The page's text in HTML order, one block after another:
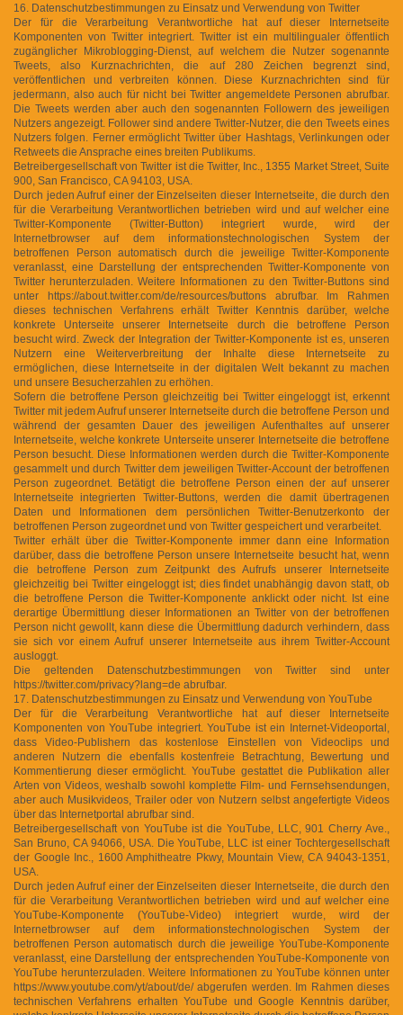
16. Datenschutzbestimmungen zu Einsatz und Verwendung von Twitter
Der für die Verarbeitung Verantwortliche hat auf dieser Internetseite
Komponenten von Twitter integriert. Twitter ist ein multilingualer öffentlich
zugänglicher Mikroblogging-Dienst, auf welchem die Nutzer sogenannte
Tweets, also Kurznachrichten, die auf 280 Zeichen begrenzt sind,
veröffentlichen und verbreiten können. Diese Kurznachrichten sind für
jedermann, also auch für nicht bei Twitter angemeldete Personen abrufbar.
Die Tweets werden aber auch den sogenannten Followern des jeweiligen
Nutzers angezeigt. Follower sind andere Twitter-Nutzer, die den Tweets eines
Nutzers folgen. Ferner ermöglicht Twitter über Hashtags, Verlinkungen oder
Retweets die Ansprache eines breiten Publikums.
Betreibergesellschaft von Twitter ist die Twitter, Inc., 1355 Market Street, Suite
900, San Francisco, CA 94103, USA.
Durch jeden Aufruf einer der Einzelseiten dieser Internetseite, die durch den
für die Verarbeitung Verantwortlichen betrieben wird und auf welcher eine
Twitter-Komponente (Twitter-Button) integriert wurde, wird der
Internetbrowser auf dem informationstechnologischen System der
betroffenen Person automatisch durch die jeweilige Twitter-Komponente
veranlasst, eine Darstellung der entsprechenden Twitter-Komponente von
Twitter herunterzuladen. Weitere Informationen zu den Twitter-Buttons sind
unter https://about.twitter.com/de/resources/buttons abrufbar. Im Rahmen
dieses technischen Verfahrens erhält Twitter Kenntnis darüber, welche
konkrete Unterseite unserer Internetseite durch die betroffene Person
besucht wird. Zweck der Integration der Twitter-Komponente ist es, unseren
Nutzern eine Weiterverbreitung der Inhalte diese Internetseite zu
ermöglichen, diese Internetseite in der digitalen Welt bekannt zu machen
und unsere Besucherzahlen zu erhöhen.
Sofern die betroffene Person gleichzeitig bei Twitter eingeloggt ist, erkennt
Twitter mit jedem Aufruf unserer Internetseite durch die betroffene Person und
während der gesamten Dauer des jeweiligen Aufenthaltes auf unserer
Internetseite, welche konkrete Unterseite unserer Internetseite die betroffene
Person besucht. Diese Informationen werden durch die Twitter-Komponente
gesammelt und durch Twitter dem jeweiligen Twitter-Account der betroffenen
Person zugeordnet. Betätigt die betroffene Person einen der auf unserer
Internetseite integrierten Twitter-Buttons, werden die damit übertragenen
Daten und Informationen dem persönlichen Twitter-Benutzerkonto der
betroffenen Person zugeordnet und von Twitter gespeichert und verarbeitet.
Twitter erhält über die Twitter-Komponente immer dann eine Information
darüber, dass die betroffene Person unsere Internetseite besucht hat, wenn
die betroffene Person zum Zeitpunkt des Aufrufs unserer Internetseite
gleichzeitig bei Twitter eingeloggt ist; dies findet unabhängig davon statt, ob
die betroffene Person die Twitter-Komponente anklickt oder nicht. Ist eine
derartige Übermittlung dieser Informationen an Twitter von der betroffenen
Person nicht gewollt, kann diese die Übermittlung dadurch verhindern, dass
sie sich vor einem Aufruf unserer Internetseite aus ihrem Twitter-Account
ausloggt.
Die geltenden Datenschutzbestimmungen von Twitter sind unter
https://twitter.com/privacy?lang=de abrufbar.
17. Datenschutzbestimmungen zu Einsatz und Verwendung von YouTube
Der für die Verarbeitung Verantwortliche hat auf dieser Internetseite
Komponenten von YouTube integriert. YouTube ist ein Internet-Videoportal,
dass Video-Publishern das kostenlose Einstellen von Videoclips und
anderen Nutzern die ebenfalls kostenfreie Betrachtung, Bewertung und
Kommentierung dieser ermöglicht. YouTube gestattet die Publikation aller
Arten von Videos, weshalb sowohl komplette Film- und Fernsehsendungen,
aber auch Musikvideos, Trailer oder von Nutzern selbst angefertigte Videos
über das Internetportal abrufbar sind.
Betreibergesellschaft von YouTube ist die YouTube, LLC, 901 Cherry Ave.,
San Bruno, CA 94066, USA. Die YouTube, LLC ist einer Tochtergesellschaft
der Google Inc., 1600 Amphitheatre Pkwy, Mountain View, CA 94043-1351,
USA.
Durch jeden Aufruf einer der Einzelseiten dieser Internetseite, die durch den
für die Verarbeitung Verantwortlichen betrieben wird und auf welcher eine
YouTube-Komponente (YouTube-Video) integriert wurde, wird der
Internetbrowser auf dem informationstechnologischen System der
betroffenen Person automatisch durch die jeweilige YouTube-Komponente
veranlasst, eine Darstellung der entsprechenden YouTube-Komponente von
YouTube herunterzuladen. Weitere Informationen zu YouTube können unter
https://www.youtube.com/yt/about/de/ abgerufen werden. Im Rahmen dieses
technischen Verfahrens erhalten YouTube und Google Kenntnis darüber,